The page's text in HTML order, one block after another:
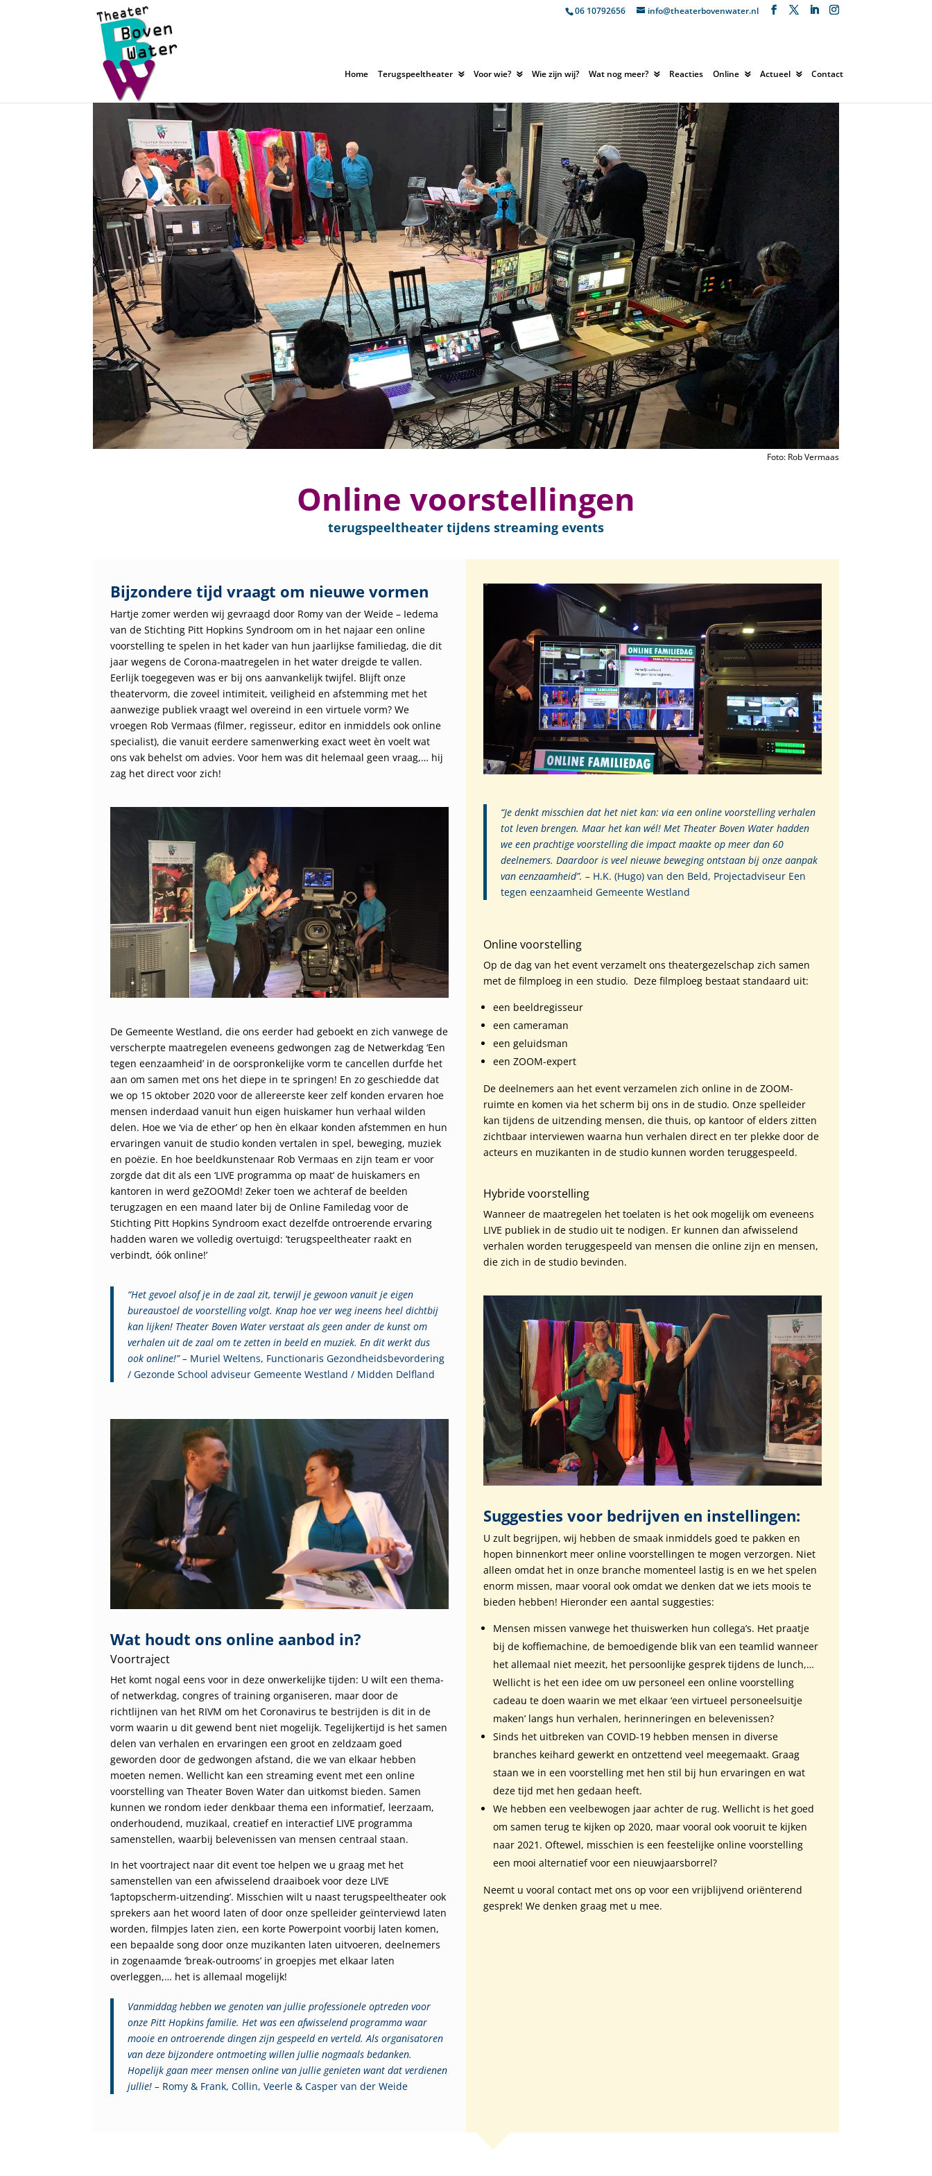
06 10792656 info@theaterbovenwater.nl
Home Terugspeeltheater Voor wie? Wie zijn wij? Wat nog meer? Reacties Online Actueel Contact
Foto: Rob Vermaas
Online voorstellingen
terugspeeltheater tijdens streaming events
Bijzondere tijd vraagt om nieuwe vormen
Hartje zomer werden wij gevraagd door Romy van der Weide – Iedema
van de Stichting Pitt Hopkins Syndroom om in het najaar een online
voorstelling te spelen in het kader van hun jaarlijkse familiedag, die dit
jaar wegens de Corona-maatregelen in het water dreigde te vallen.
Eerlijk toegegeven was er bij ons aanvankelijk twijfel. Blijft onze
theatervorm, die zoveel intimiteit, veiligheid en afstemming met het
aanwezige publiek vraagt wel overeind in een virtuele vorm? We
vroegen Rob Vermaas (filmer, regisseur, editor en inmiddels ook online
specialist), die vanuit eerdere samenwerking exact weet èn voelt wat
ons vak behelst om advies. Voor hem was dit helemaal geen vraag,… hij
zag het direct voor zich!
De Gemeente Westland, die ons eerder had geboekt en zich vanwege de
verscherpte maatregelen eveneens gedwongen zag de Netwerkdag ‘Een
tegen eenzaamheid’ in de oorspronkelijke vorm te cancellen durfde het
aan om samen met ons het diepe in te springen! En zo geschiedde dat
we op 15 oktober 2020 voor de allereerste keer zelf konden ervaren hoe
mensen inderdaad vanuit hun eigen huiskamer hun verhaal wilden
delen. Hoe we ‘via de ether’ op hen èn elkaar konden afstemmen en hun
ervaringen vanuit de studio konden vertalen in spel, beweging, muziek
en poëzie. En hoe beeldkunstenaar Rob Vermaas en zijn team er voor
zorgde dat dit als een ‘LIVE programma op maat’ de huiskamers en
kantoren in werd geZOOMd! Zeker toen we achteraf de beelden
terugzagen en een maand later bij de Online Familedag voor de
Stichting Pitt Hopkins Syndroom exact dezelfde ontroerende ervaring
hadden waren we volledig overtuigd: ’terugspeeltheater raakt en
verbindt, óók online!’
“Het gevoel alsof je in de zaal zit, terwijl je gewoon vanuit je eigen
bureaustoel de voorstelling volgt. Knap hoe ver weg ineens heel dichtbij
kan lijken! Theater Boven Water verstaat als geen ander de kunst om
verhalen uit de zaal om te zetten in beeld en muziek. En dit werkt dus
ook online!” – Muriel Weltens, Functionaris Gezondheidsbevordering
/ Gezonde School adviseur Gemeente Westland / Midden Delfland
Wat houdt ons online aanbod in?
Voortraject
Het komt nogal eens voor in deze onwerkelijke tijden: U wilt een thema-
of netwerkdag, congres of training organiseren, maar door de
richtlijnen van het RIVM om het Coronavirus te bestrijden is dit in de
vorm waarin u dit gewend bent niet mogelijk. Tegelijkertijd is het samen
delen van verhalen en ervaringen een groot en zeldzaam goed
geworden door de gedwongen afstand, die we van elkaar hebben
moeten nemen. Wellicht kan een streaming event met een online
voorstelling van Theater Boven Water dan uitkomst bieden. Samen
kunnen we rondom ieder denkbaar thema een informatief, leerzaam,
onderhoudend, muzikaal, creatief en interactief LIVE programma
samenstellen, waarbij belevenissen van mensen centraal staan.
In het voortraject naar dit event toe helpen we u graag met het
samenstellen van een afwisselend draaiboek voor deze LIVE
‘laptopscherm-uitzending’. Misschien wilt u naast terugspeeltheater ook
sprekers aan het woord laten of door onze spelleider geïnterviewd laten
worden, filmpjes laten zien, een korte Powerpoint voorbij laten komen,
een bepaalde song door onze muzikanten laten uitvoeren, deelnemers
in zogenaamde ‘break-outrooms’ in groepjes met elkaar laten
overleggen,… het is allemaal mogelijk!
Vanmiddag hebben we genoten van jullie professionele optreden voor
onze Pitt Hopkins familie. Het was een afwisselend programma waar
mooie en ontroerende dingen zijn gespeeld en verteld. Als organisatoren
van deze bijzondere ontmoeting willen jullie nogmaals bedanken.
Hopelijk gaan meer mensen online van jullie genieten want dat verdienen
jullie! – Romy & Frank, Collin, Veerle & Casper van der Weide
“Je denkt misschien dat het niet kan: via een online voorstelling verhalen
tot leven brengen. Maar het kan wél! Met Theater Boven Water hadden
we een prachtige voorstelling die impact maakte op meer dan 60
deelnemers. Daardoor is veel nieuwe beweging ontstaan bij onze aanpak
van eenzaamheid”. – H.K. (Hugo) van den Beld, Projectadviseur Een
tegen eenzaamheid Gemeente Westland
Online voorstelling
Op de dag van het event verzamelt ons theatergezelschap zich samen
met de filmploeg in een studio. Deze filmploeg bestaat standaard uit:
een beeldregisseur
een cameraman
een geluidsman
een ZOOM-expert
De deelnemers aan het event verzamelen zich online in de ZOOM-
ruimte en komen via het scherm bij ons in de studio. Onze spelleider
kan tijdens de uitzending mensen, die thuis, op kantoor of elders zitten
zichtbaar interviewen waarna hun verhalen direct en ter plekke door de
acteurs en muzikanten in de studio kunnen worden teruggespeeld.
Hybride voorstelling
Wanneer de maatregelen het toelaten is het ook mogelijk om eveneens
LIVE publiek in de studio uit te nodigen. Er kunnen dan afwisselend
verhalen worden teruggespeeld van mensen die online zijn en mensen,
die zich in de studio bevinden.
Suggesties voor bedrijven en instellingen:
U zult begrijpen, wij hebben de smaak inmiddels goed te pakken en
hopen binnenkort meer online voorstellingen te mogen verzorgen. Niet
alleen omdat het in onze branche momenteel lastig is en we het spelen
enorm missen, maar vooral ook omdat we denken dat we iets moois te
bieden hebben! Hieronder een aantal suggesties:
Mensen missen vanwege het thuiswerken hun collega’s. Het praatje
bij de koffiemachine, de bemoedigende blik van een teamlid wanneer
het allemaal niet meezit, het persoonlijke gesprek tijdens de lunch,…
Wellicht is het een idee om uw personeel een online voorstelling
cadeau te doen waarin we met elkaar ‘een virtueel personeelsuitje
maken’ langs hun verhalen, herinneringen en belevenissen?
Sinds het uitbreken van COVID-19 hebben mensen in diverse
branches keihard gewerkt en ontzettend veel meegemaakt. Graag
staan we in een voorstelling met hen stil bij hun ervaringen en wat
deze tijd met hen gedaan heeft.
We hebben een veelbewogen jaar achter de rug. Wellicht is het goed
om samen terug te kijken op 2020, maar vooral ook vooruit te kijken
naar 2021. Oftewel, misschien is een feestelijke online voorstelling
een mooi alternatief voor een nieuwjaarsborrel?
Neemt u vooral contact met ons op voor een vrijblijvend oriënterend
gesprek! We denken graag met u mee.